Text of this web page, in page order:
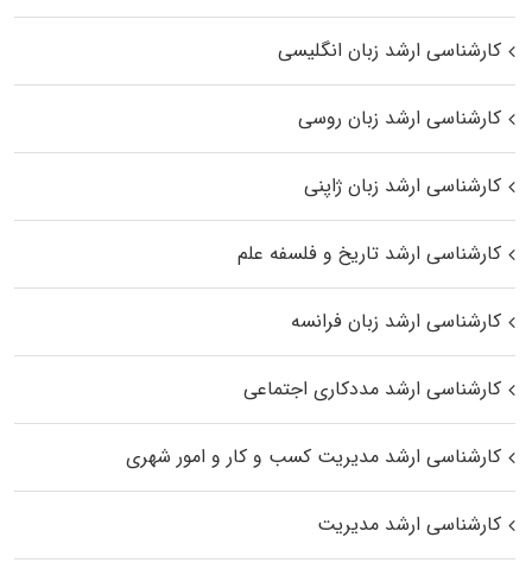
کارشناسی ارشد زبان انگلیسی
کارشناسی ارشد زبان روسی
کارشناسی ارشد زبان ژاپنی
کارشناسی ارشد تاریخ و فلسفه علم
کارشناسی ارشد زبان فرانسه
کارشناسی ارشد مددکاری اجتماعی
کارشناسی ارشد مدیریت کسب و کار و امور شهری
کارشناسی ارشد مدیریت